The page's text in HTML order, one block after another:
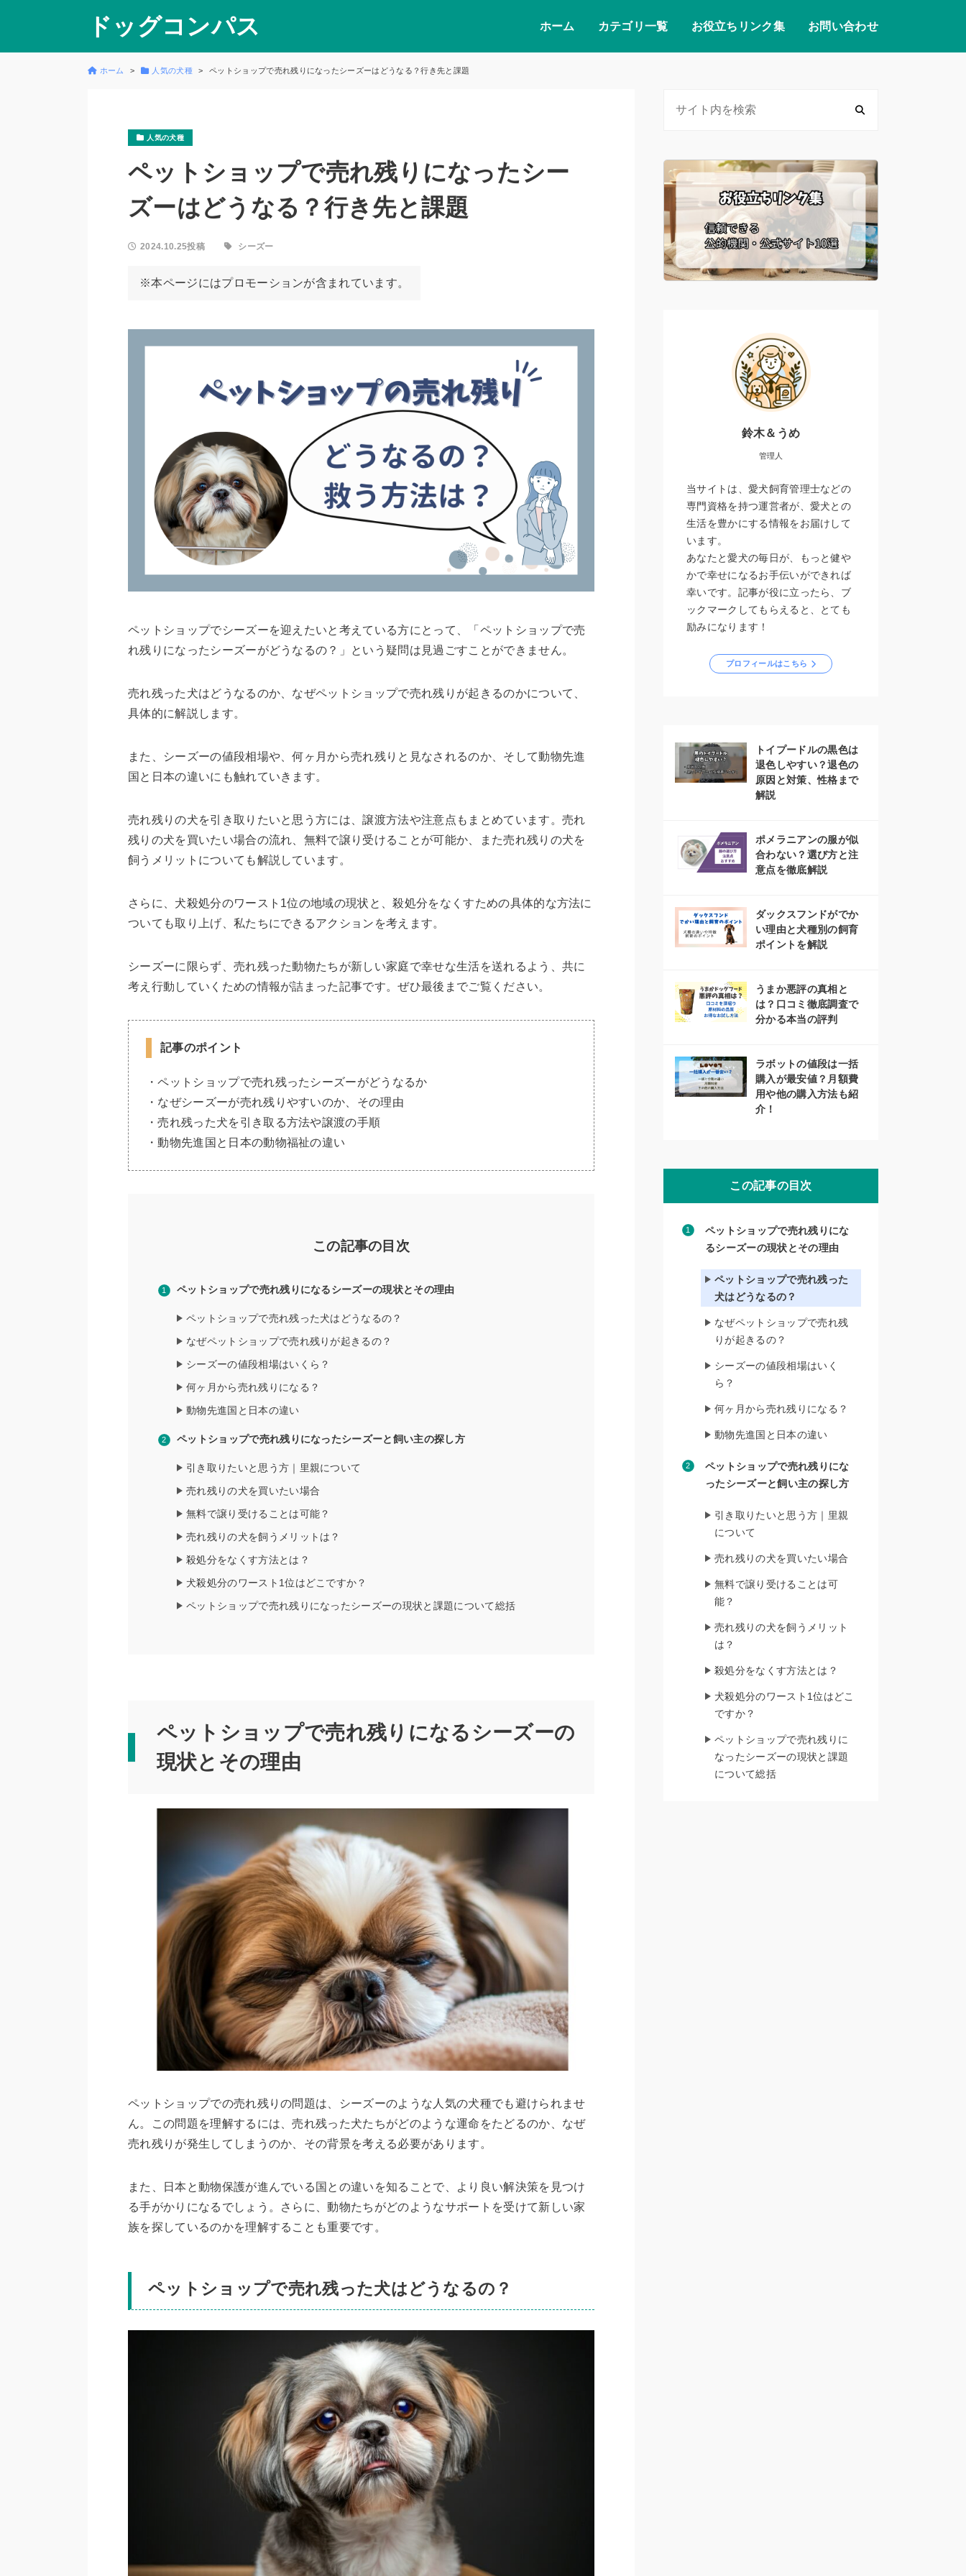
ドッグコンパス ホーム カテゴリ一覧 お役立ちリンク集 お問い合わせ
ホーム 人気の犬種 ペットショップで売れ残りになったシーズーはどうなる？行き先と課題
人気の犬種
ペットショップで売れ残りになったシー
ズーはどうなる？行き先と課題
2024.10.25投稿 シーズー
※本ページにはプロモーションが含まれています。
ペットショップでシーズーを迎えたいと考えている方にとって、「ペットショップで売
れ残りになったシーズーがどうなるの？」という疑問は見過ごすことができません。
売れ残った犬はどうなるのか、なぜペットショップで売れ残りが起きるのかについて、
具体的に解説します。
また、シーズーの値段相場や、何ヶ月から売れ残りと見なされるのか、そして動物先進
国と日本の違いにも触れていきます。
売れ残りの犬を引き取りたいと思う方には、譲渡方法や注意点もまとめています。売れ
残りの犬を買いたい場合の流れ、無料で譲り受けることが可能か、また売れ残りの犬を
飼うメリットについても解説しています。
さらに、犬殺処分のワースト1位の地域の現状と、殺処分をなくすための具体的な方法に
ついても取り上げ、私たちにできるアクションを考えます。
シーズーに限らず、売れ残った動物たちが新しい家庭で幸せな生活を送れるよう、共に
考え行動していくための情報が詰まった記事です。ぜひ最後までご覧ください。
記事のポイント
・ペットショップで売れ残ったシーズーがどうなるか
・なぜシーズーが売れ残りやすいのか、その理由
・売れ残った犬を引き取る方法や譲渡の手順
・動物先進国と日本の動物福祉の違い
この記事の目次
ペットショップで売れ残りになるシーズーの現状とその理由
ペットショップで売れ残った犬はどうなるの？
なぜペットショップで売れ残りが起きるの？
シーズーの値段相場はいくら？
何ヶ月から売れ残りになる？
動物先進国と日本の違い
ペットショップで売れ残りになったシーズーと飼い主の探し方
引き取りたいと思う方｜里親について
売れ残りの犬を買いたい場合
無料で譲り受けることは可能？
売れ残りの犬を飼うメリットは？
殺処分をなくす方法とは？
犬殺処分のワースト1位はどこですか？
ペットショップで売れ残りになったシーズーの現状と課題について総括
ペットショップで売れ残りになるシーズーの
現状とその理由
ペットショップでの売れ残りの問題は、シーズーのような人気の犬種でも避けられませ
ん。この問題を理解するには、売れ残った犬たちがどのような運命をたどるのか、なぜ
売れ残りが発生してしまうのか、その背景を考える必要があります。
また、日本と動物保護が進んでいる国との違いを知ることで、より良い解決策を見つけ
る手がかりになるでしょう。さらに、動物たちがどのようなサポートを受けて新しい家
族を探しているのかを理解することも重要です。
ペットショップで売れ残った犬はどうなるの？
鈴木＆うめ
管理人
当サイトは、愛犬飼育管理士などの
専門資格を持つ運営者が、愛犬との
生活を豊かにする情報をお届けして
います。
あなたと愛犬の毎日が、もっと健や
かで幸せになるお手伝いができれば
幸いです。記事が役に立ったら、ブ
ックマークしてもらえると、とても
励みになります！
プロフィールはこちら
トイプードルの黒色は
退色しやすい？退色の
原因と対策、性格まで
解説
ポメラニアンの服が似
合わない？選び方と注
意点を徹底解説
ダックスフンドがでか
い理由と犬種別の飼育
ポイントを解説
うまか悪評の真相と
は？口コミ徹底調査で
分かる本当の評判
ラボットの値段は一括
購入が最安値？月額費
用や他の購入方法も紹
介！
この記事の目次
ペットショップで売れ残りにな
るシーズーの現状とその理由
ペットショップで売れ残った
犬はどうなるの？
なぜペットショップで売れ残
りが起きるの？
シーズーの値段相場はいく
ら？
何ヶ月から売れ残りになる？
動物先進国と日本の違い
ペットショップで売れ残りにな
ったシーズーと飼い主の探し方
引き取りたいと思う方｜里親
について
売れ残りの犬を買いたい場合
無料で譲り受けることは可
能？
売れ残りの犬を飼うメリット
は？
殺処分をなくす方法とは？
犬殺処分のワースト1位はどこ
ですか？
ペットショップで売れ残りに
なったシーズーの現状と課題
について総括